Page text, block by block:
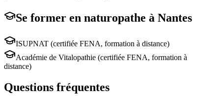
Se former en naturopathe à Nantes
ISUPNAT (certifiée FENA, formation à distance)
Académie de Vitalopathie (certifiée FENA, formation à
distance)
Questions fréquentes